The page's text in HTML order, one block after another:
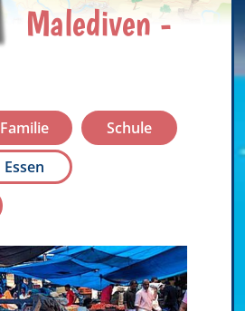
Malediven -
Familie
Schule
Essen